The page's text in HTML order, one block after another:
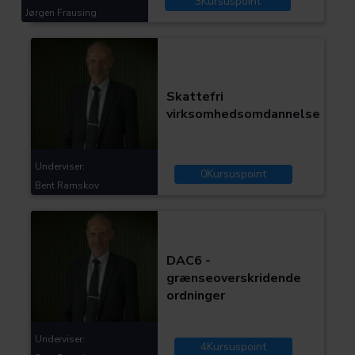
Jørgen Frausing
Skattefri
virksomhedsomdannelse
0Kursuspoint
Underviser:
Bent Ramskov
DAC6 -
grænseoverskridende
ordninger
4Kursuspoint
Underviser: